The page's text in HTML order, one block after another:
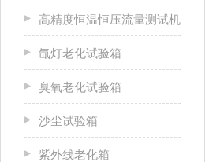
高精度恒温恒压流量测试机
氙灯老化试验箱
臭氧老化试验箱
沙尘试验箱
紫外线老化箱